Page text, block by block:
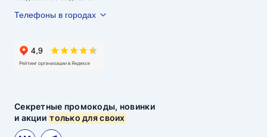
Секретные промокоды, новинки
и акциитолько для своих
Телефоны в городах